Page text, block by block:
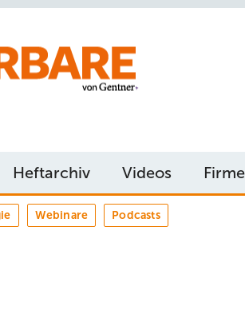
Heftarchiv Videos
Webinare Podcasts